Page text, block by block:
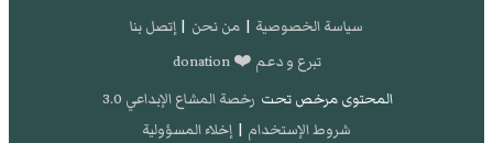
سياسة الخصوصية | من نحن | إتصل بنا
تبرع و دعم ❤️ donation
المحتوى مرخص تحت رخصة المشاع الإبداعي 3.0
شروط الإستخدام | إخلاء المسؤولية